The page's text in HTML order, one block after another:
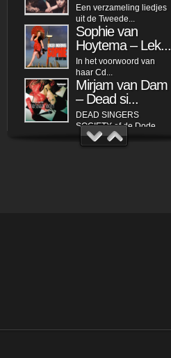
Een verzameling liedjes
uit de Tweede...
Sophie van
Hoytema – Lek...
In het voorwoord van
haar Cd...
Mirjam van Dam
– Dead si...
DEAD SINGERS
SOCIETY of de Dode...
Ed Boekee Trio –
Laten we ons even